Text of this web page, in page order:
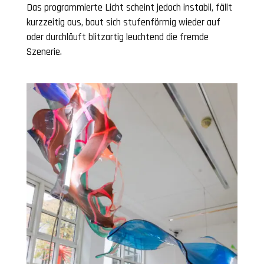
Das programmierte Licht scheint jedoch instabil, fällt
kurzzeitig aus, baut sich stufenförmig wieder auf
oder durchläuft blitzartig leuchtend die fremde
Szenerie.